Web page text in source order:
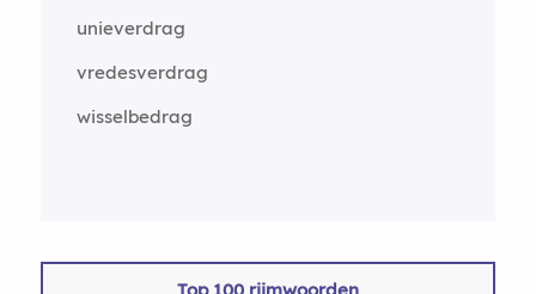
unieverdrag
vredesverdrag
wisselbedrag
Top 100 rijmwoorden